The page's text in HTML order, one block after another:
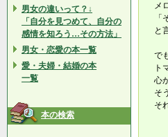
男女の違いって？↓
「自分を見つめて、自分の
感情を知ろう…その方法」
男女・恋愛の本一覧
愛・夫婦・結婚の本
一覧
本の検索
メ
「
と
で
ト
心
そ
そ